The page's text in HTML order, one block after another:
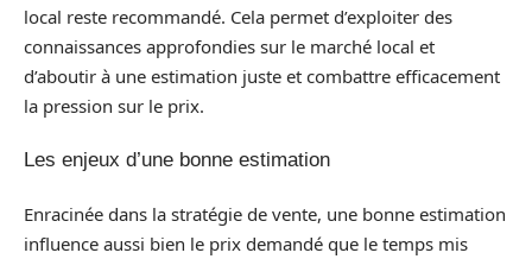
local reste recommandé. Cela permet d’exploiter des
connaissances approfondies sur le marché local et
d’aboutir à une estimation juste et combattre efficacement
la pression sur le prix.
Les enjeux d’une bonne estimation
Enracinée dans la stratégie de vente, une bonne estimation
influence aussi bien le prix demandé que le temps mis